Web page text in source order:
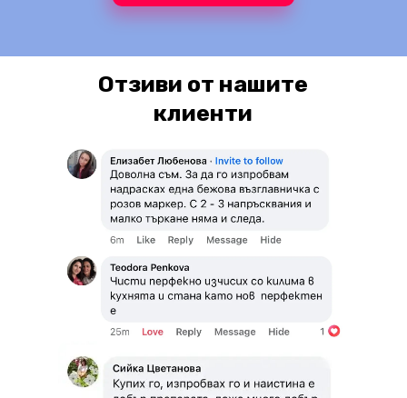
Отзиви от нашите
клиенти